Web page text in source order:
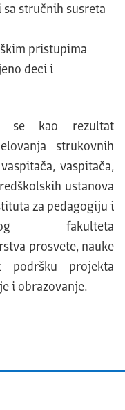
stručnih susreta
pristupima
deci i
se kao rezultat
strukovnih
vaspitača,
ustanova
za pedagogiju i
fakulteta
prosvete, nauke
projekta
i obrazovanje.